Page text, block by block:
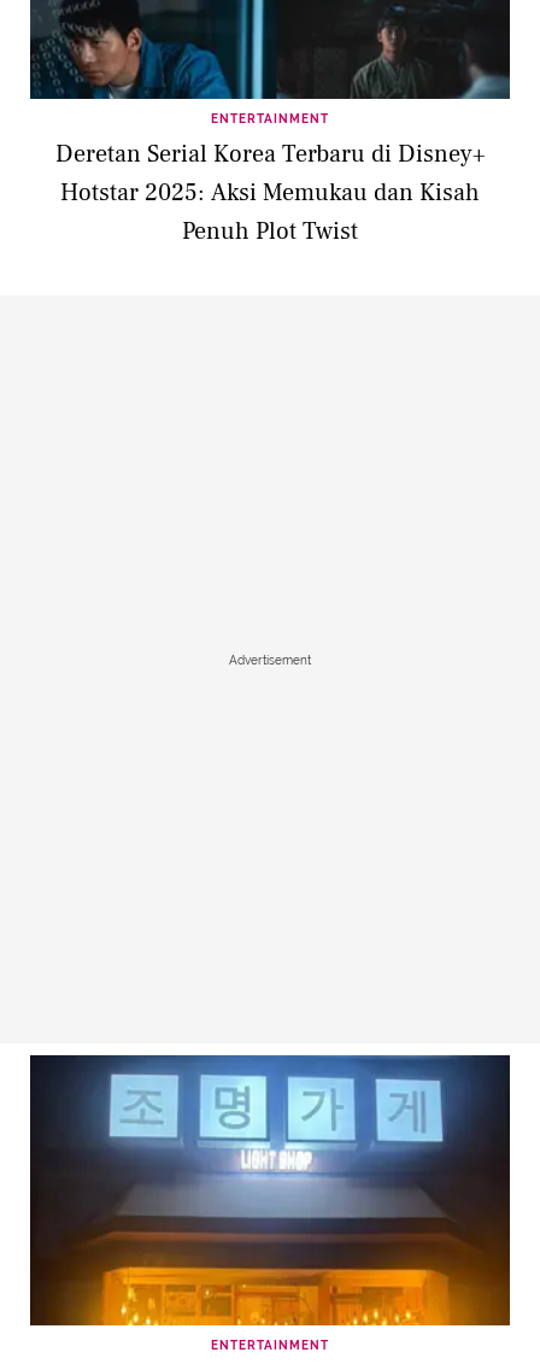
ENTERTAINMENT
Deretan Serial Korea Terbaru di Disney+
Hotstar 2025: Aksi Memukau dan Kisah
Penuh Plot Twist
Advertisement
ENTERTAINMENT